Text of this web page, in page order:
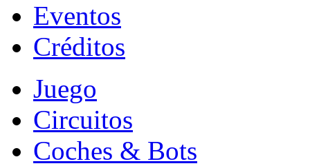
Eventos
Créditos
Juego
Circuitos
Coches & Bots